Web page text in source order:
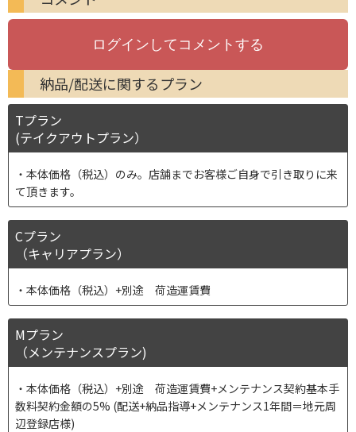
納品/配送に関するプラン
Tプラン
(テイクアウトプラン）
本体価格（税込）のみ。店舗までお客様ご自身で引き取りに来
て頂きます。
Cプラン
（キャリアプラン）
本体価格（税込）+別途 荷造運賃費
Mプラン
（メンテナンスプラン)
本体価格（税込）+別途 荷造運賃費+メンテナンス契約基本手
数料契約金額の5% (配送+納品指導+メンテナンス1年間＝地元周
辺登録店様)